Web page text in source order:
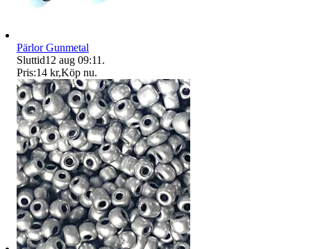
Pärlor Gunmetal
Sluttid12 aug 09:11 .
Pris:14 kr,Köp nu.